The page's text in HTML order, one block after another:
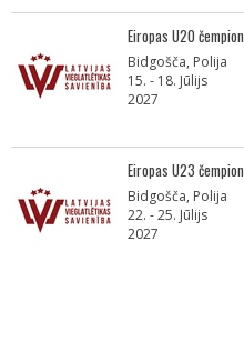
Eiropas U20
Bidgošča, Polija
15. - 18. Jūlijs
2027
Eiropas U23
Bidgošča, Polija
22. - 25. Jūlijs
2027